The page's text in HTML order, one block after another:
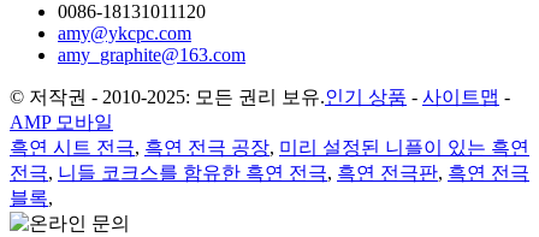
0086-18131011120
amy@ykcpc.com
amy_graphite@163.com
© 저작권 - 2010-2025: 모든 권리 보유.인기 상품 - 사이트맵 -
AMP 모바일
흑연 시트 전극, 흑연 전극 공장, 미리 설정된 니플이 있는 흑연
전극, 니들 코크스를 함유한 흑연 전극, 흑연 전극판, 흑연 전극
블록,